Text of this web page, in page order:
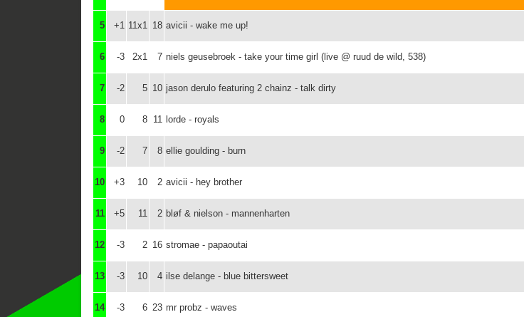
5 +1 11x1 18 avicii - wake me up!
6 -3 2x1 7 niels geusebroek - take your time girl (live @ ruud de wild, 538)
7 -2 5 10 jason derulo featuring 2 chainz - talk dirty
8 0 8 11 lorde - royals
9 -2 7 8 ellie goulding - burn
10 +3 10 2 avicii - hey brother
11 +5 11 2 bløf & nielson - mannenharten
12 -3 2 16 stromae - papaoutai
13 -3 10 4 ilse delange - blue bittersweet
14 -3 6 23 mr probz - waves